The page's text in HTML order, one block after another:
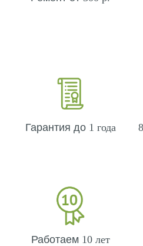
Гарантия до 1 года
Работаем 10 лет